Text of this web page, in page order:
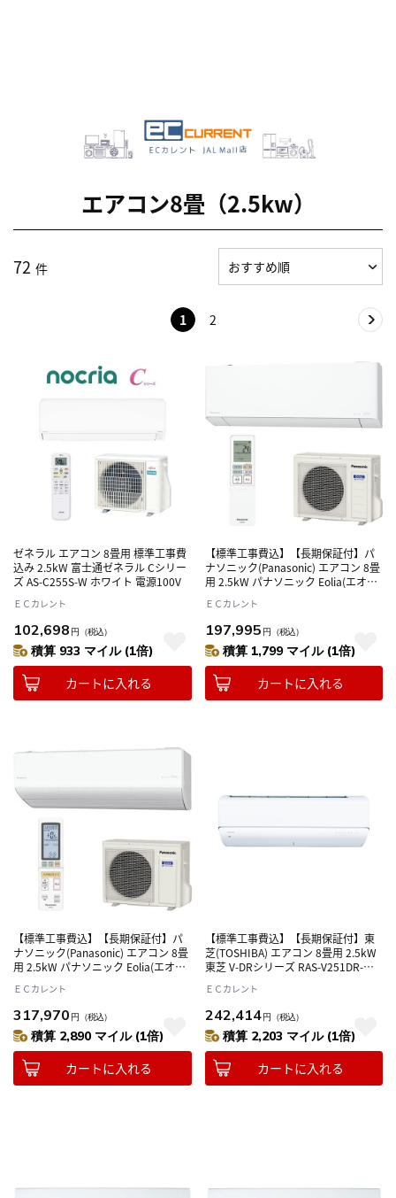
エアコン8畳（2.5kw）
72 件
1 2
ゼネラル エアコン 8畳用 標準工事費
込み 2.5kW 富士通ゼネラル Cシリー
ズ AS-C255S-W ホワイト 電源100V
ＥＣカレント
102,698 円 （税込）
積算 933 マイル (1倍)
カートに入れる
【標準工事費込】【長期保証付】パ
ナソニック(Panasonic) エアコン 8畳
用 2.5kW パナソニック Eolia(エオリ
タルホワイト 電源100V
ＥＣカレント
197,995 円 （税込）
積算 1,799 マイル (1倍)
カートに入れる
【標準工事費込】【長期保証付】パ
ナソニック(Panasonic) エアコン 8畳
用 2.5kW パナソニック Eolia(エオリ
スタルホワイト 電源200V
ＥＣカレント
317,970 円 （税込）
積算 2,890 マイル (1倍)
カートに入れる
【標準工事費込】【長期保証付】東
芝(TOSHIBA) エアコン 8畳用 2.5kW
東芝 V-DRシリーズ RAS-V251DR-W
ＥＣカレント
242,414円 （税込）
積算 2,203 マイル (1倍)
カートに入れる